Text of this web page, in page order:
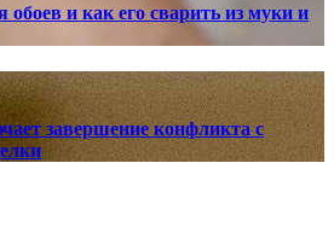
обоев и как его сварить из муки и
завершение конфликта с